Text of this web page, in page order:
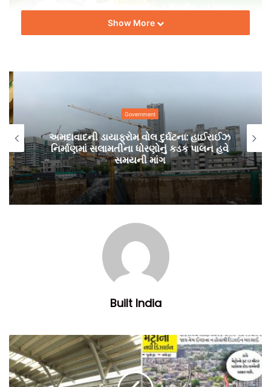
ચરખો એ દેશની આત્મનિર્ભરતાનું પ્રતિક
પુલની ડીઝાઈન કરનાર ડિઝાઈન ફેક્ટ ઈન્ડિયા પ્રાઈવેટ લિમિટેડના
ડાયરેક્ટર દીપ ડેના જણાવ્યાનુસાર, આ પુલની ડીઝાઈન ભારત દેશને
આત્મનિર્ભરતા તરીકે પ્રોત્સાહન આપે છે તેથી, આ થીમની પસંદગી
કરવામાં આવી છે. ચરખો એ આત્મનિર્ભર અને મેક-ઈન-ઈન્ડિયા
અભિગમનું પ્રતિનિધિત્વ કરે છે તથા વર્ધા પણ એક પ્રતિકાત્મક ઓળખ
ડીઝાઈન કર્તા કંપનીના અધિકારીઓના મતે પુલની ડિઝાઈન તૈયાર કરી
દેવામાં આવી છે અને 1 મે, 2020 સુધીમાં 701 કિલોમીટરના કોરીડોરનું
નિર્માંણ કરવાની શરુ કરવામાં આવશે તેવી શક્યતા રહેલી છે. કુલ
55000 કરોડના ખર્ચે નિર્માંણ પામનાર મહારાષ્ટ્ર સરકારના આ
Show More
Government
અમદાવાદની ડાયાફ્રોમ વોલ દુર્ઘટના: હાઈરાઈઝ
નિર્માણમાં સલામતીના ધોરણોનું કડક પાલન હવે
સમયની માંગ
Built India